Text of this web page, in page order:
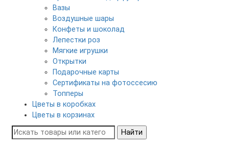
Вазы
Воздушные шары
Конфеты и шоколад
Лепестки роз
Мягкие игрушки
Открытки
Подарочные карты
Сертификаты на фотоссесию
Топперы
Цветы в коробках
Цветы в корзинах
Найти